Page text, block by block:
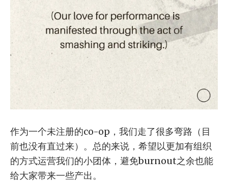
作为一个未注册的co-op，我们走了很多弯路（目
前也没有直过来）。总的来说，希望以更加有组织
的方式运营我们的小团体，避免burnout之余也能
给大家带来一些产出。